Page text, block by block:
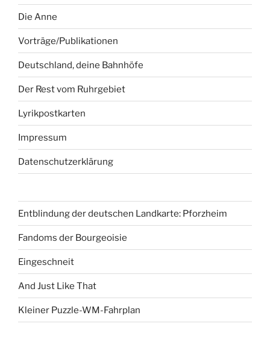
Die Anne
Vorträge/Publikationen
Deutschland, deine Bahnhöfe
Der Rest vom Ruhrgebiet
Lyrikpostkarten
Impressum
Datenschutzerklärung
Entblindung der deutschen Landkarte: Pforzheim
Fandoms der Bourgeoisie
Eingeschneit
And Just Like That
Kleiner Puzzle-WM-Fahrplan